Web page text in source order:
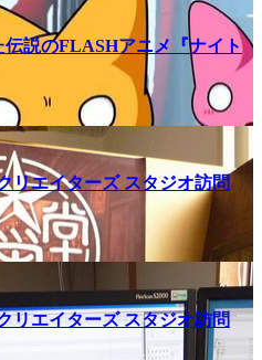
説のFLASHアニメ『ナイト
リエイターズ スタジオ訪問
リエイターズ スタジオ訪問